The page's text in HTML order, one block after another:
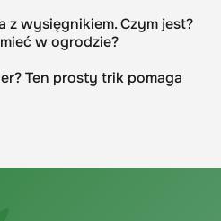
z wysięgnikiem. Czym jest?
w ogrodzie?
Ten prosty trik pomaga